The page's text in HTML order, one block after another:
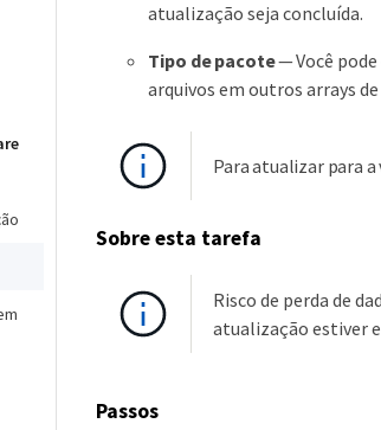
atualização seja concluída.
Tipo de pacote— Você
arquivos em outros arrays
Para atualizar para a
Sobre esta tarefa
Risco de perda de
atualização estiver
Passos